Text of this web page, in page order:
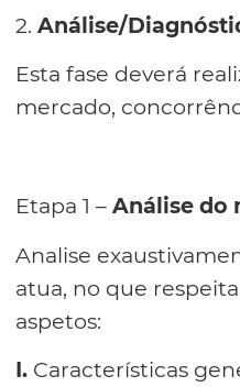
2. Análise/
Esta fase deverá
mercado,
Etapa 1 – Análise do
Analise
atua, no que
aspetos:
I. Características